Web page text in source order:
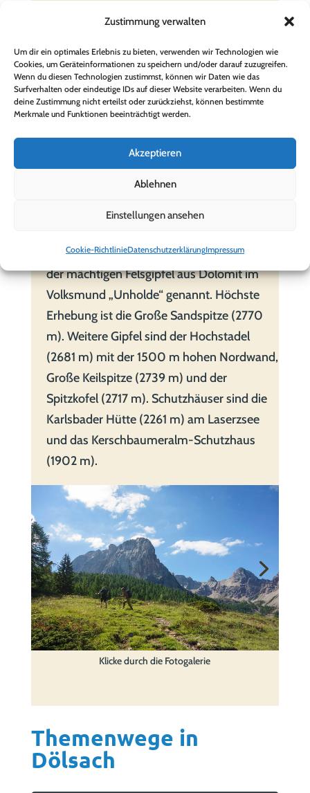
Zustimmung verwalten
Um dir ein optimales Erlebnis zu bieten, verwenden wir Technologien wie
Cookies, um Geräteinformationen zu speichern und/oder darauf zuzugreifen.
Wenn du diesen Technologien zustimmst, können wir Daten wie das
Surfverhalten oder eindeutige IDs auf dieser Website verarbeiten. Wenn du
deine Zustimmung nicht erteilst oder zurückziehst, können bestimmte
Merkmale und Funktionen beeinträchtigt werden.
Akzeptieren
Ablehnen
Einstellungen ansehen
Cookie-RichtlinieDatenschutzerklärungImpressum
Natur, der spürt fast so etwas wie eine
Beziehung zwischen sich und den Lienzer
Dolomiten: Ein respektvolles Du und Du.
nordwestlichen Kalkalpengruppe der
Gailtaler Alpen durch den
tiefeingeschnittenen Gailbergsattel
getrennt. Im Norden durch das Puster- und
Gailtal und das Lesachtal begrenzt. Wegen
der mächtigen Felsgipfel aus Dolomit im
Volksmund „Unholde“ genannt. Höchste
Erhebung ist die Große Sandspitze (2770
m). Weitere Gipfel sind der Hochstadel
(2681 m) mit der 1500 m hohen Nordwand,
Große Keilspitze (2739 m) und der
Spitzkofel (2717 m). Schutzhäuser sind die
Karlsbader Hütte (2261 m) am Laserzsee
und das Kerschbaumeralm-Schutzhaus
(1902 m).
Klicke durch die Fotogalerie
Themenwege in
Dölsach